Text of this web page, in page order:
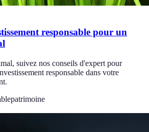
responsable pour un
suivez nos conseils d'expert pour
responsable dans votre
patrimoine